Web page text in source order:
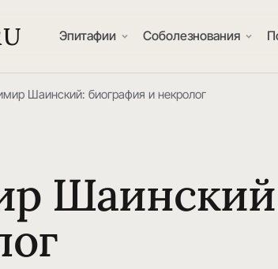
Эпитафии Соболезнования
Шаинский: биография и некролог